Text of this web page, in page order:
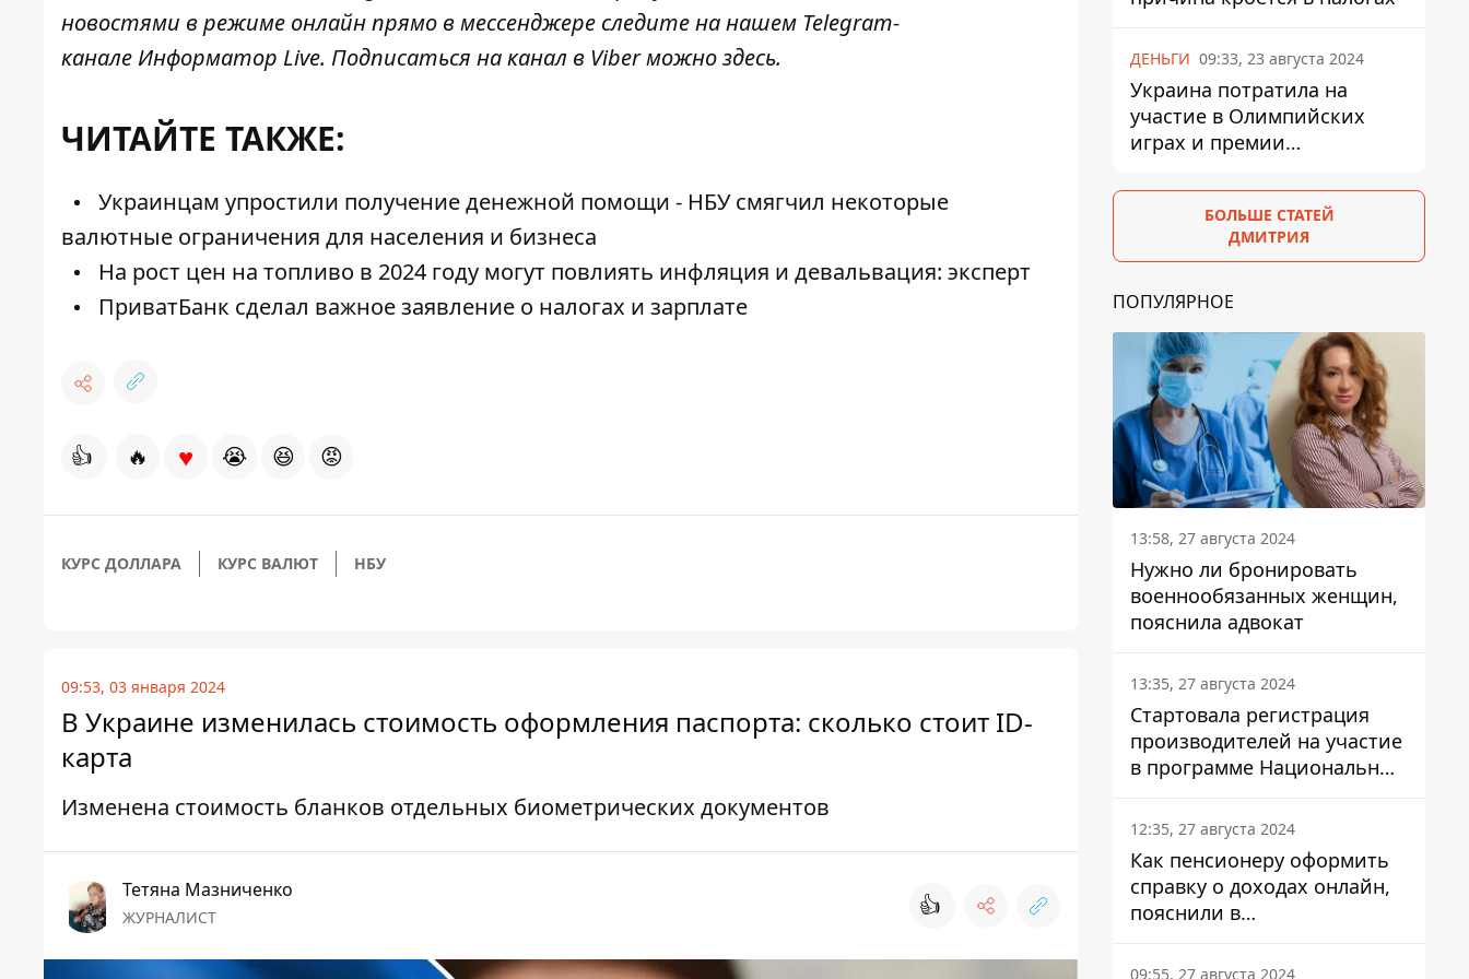
новостями в режиме онлайн прямо в мессенджере следите на нашем Telegram-
канале Информатор Live. Подписаться на канал в Viber можноздесь.
ЧИТАЙТЕ ТАКЖЕ:
Украинцам упростили получение денежной помощи - НБУ смягчил некоторые
валютные ограничения для населения и бизнеса
На рост цен на топливо в 2024 году могут повлиять инфляция и девальвация: эксперт
ПриватБанк сделал важное заявление о налогах и зарплате
👍 🔥 ♥ 😭 😆 😡
КУРС ДОЛЛАРА КУРС ВАЛЮТ НБУ
09:53, 03 января 2024
В Украине изменилась стоимость оформления паспорта: сколько стоит ID-
карта
Изменена стоимость бланков отдельных биометрических документов
Тетяна Мазниченко
ЖУРНАЛИСТ 👍
ДЕНЬГИ 09:33, 23 августа 2024
Украина потратила на
участие в Олимпийских
играх и премии
БОЛЬШЕ СТАТЕЙ
ДМИТРИЯ
ПОПУЛЯРНОЕ
13:58, 27 августа 2024
Нужно ли бронировать
военнообязанных женщин,
пояснила адвокат
13:35, 27 августа 2024
Стартовала регистрация
производителей на участие
в программе Национальный
кэшбек: как это сделать
через портал Дія
12:35, 27 августа 2024
Как пенсионеру оформить
справку о доходах онлайн,
пояснили в
Минсоцполитики
09:55, 27 августа 2024